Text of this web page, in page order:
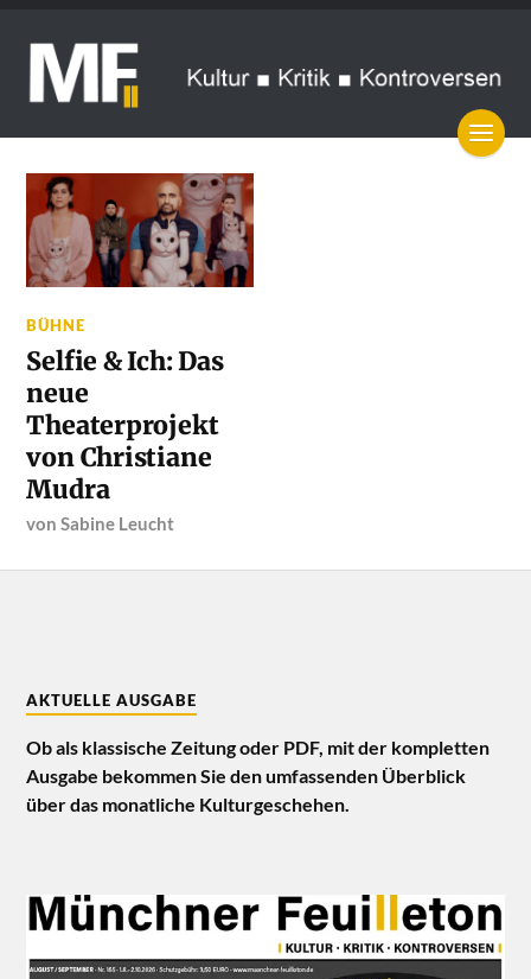
BÜHNE
Selfie & Ich: Das
neue
Theaterprojekt
von Christiane
Mudra
vonSabine Leucht
AKTUELLE AUSGABE
Ob als klassische Zeitung oder PDF, mit der kompletten
Ausgabe bekommen Sie den umfassenden Überblick
über das monatliche Kulturgeschehen.